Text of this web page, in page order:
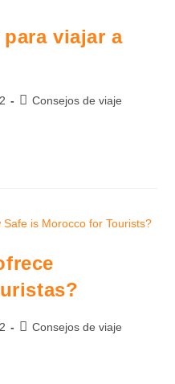
viajar a
Consejos de viaje
Consejos de viaje